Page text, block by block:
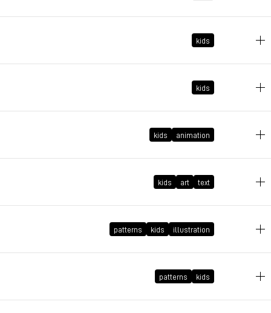
kids
kids
kids animation
kids art text
patterns kids illustration
patterns kids